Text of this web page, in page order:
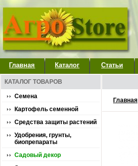
Главная Каталог Статьи
КАТАЛОГ ТОВАРОВ
Семена
Картофель семенной
Средства защиты растений
Удобрения, грунты,
биопрепараты
Садовый декор
Главная